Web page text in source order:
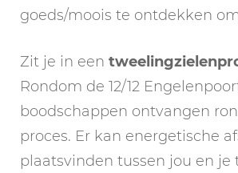
goeds/moois te ontdekken
Zit je in een
Rondom de 12/12
boodschappen ontvangen
proces. Er kan energetische
plaatsvinden tussen jou en je